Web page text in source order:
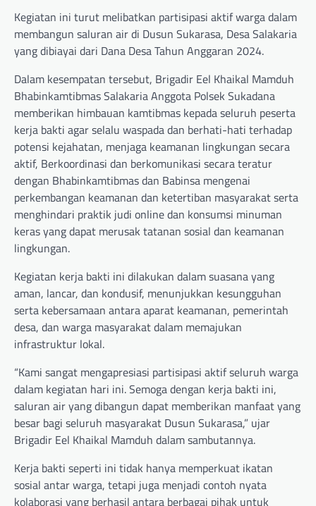
Kegiatan ini turut melibatkan partisipasi aktif warga dalam
membangun saluran air di Dusun Sukarasa, Desa Salakaria
yang dibiayai dari Dana Desa Tahun Anggaran 2024.
Dalam kesempatan tersebut, Brigadir Eel Khaikal Mamduh
Bhabinkamtibmas Salakaria Anggota Polsek Sukadana
memberikan himbauan kamtibmas kepada seluruh peserta
kerja bakti agar selalu waspada dan berhati-hati terhadap
potensi kejahatan, menjaga keamanan lingkungan secara
aktif, Berkoordinasi dan berkomunikasi secara teratur
dengan Bhabinkamtibmas dan Babinsa mengenai
perkembangan keamanan dan ketertiban masyarakat serta
menghindari praktik judi online dan konsumsi minuman
keras yang dapat merusak tatanan sosial dan keamanan
lingkungan.
Kegiatan kerja bakti ini dilakukan dalam suasana yang
aman, lancar, dan kondusif, menunjukkan kesungguhan
serta kebersamaan antara aparat keamanan, pemerintah
desa, dan warga masyarakat dalam memajukan
infrastruktur lokal.
“Kami sangat mengapresiasi partisipasi aktif seluruh warga
dalam kegiatan hari ini. Semoga dengan kerja bakti ini,
saluran air yang dibangun dapat memberikan manfaat yang
besar bagi seluruh masyarakat Dusun Sukarasa,” ujar
Brigadir Eel Khaikal Mamduh dalam sambutannya.
Kerja bakti seperti ini tidak hanya memperkuat ikatan
sosial antar warga, tetapi juga menjadi contoh nyata
kolaborasi yang berhasil antara berbagai pihak untuk